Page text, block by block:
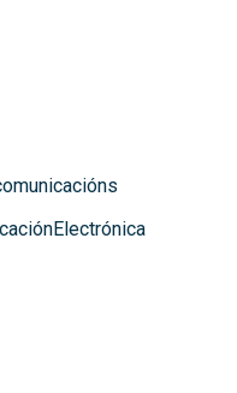
Electrónica